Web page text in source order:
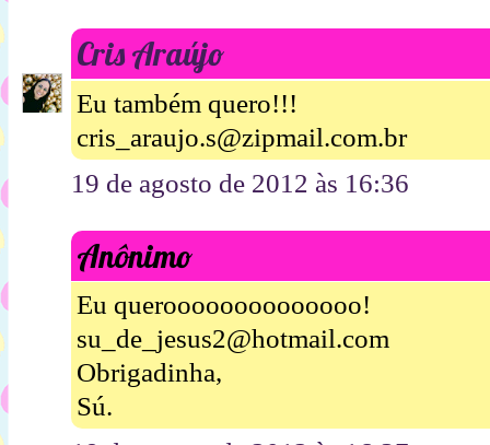
Cris Araújo
Eu também quero!!!
cris_araujo.s@zipmail.com.br
19 de agosto de 2012 às 16:36
Anônimo
Eu queroooooooooooooo!
su_de_jesus2@hotmail.com
Obrigadinha,
Sú.